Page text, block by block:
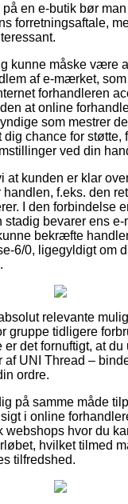
en e-butik bør man
forretningsaftale,
kunne måske være
af e-mærket,
forhandleren
at online
som mestrer
dig chance for støtte,
ved din
at kunden er klar
f.eks. den
I den forbindelse
stadig bevarer ens
bekræfte
6/0, ligegyldigt om
relevante
gruppe tidligere
er det fornuftigt, at
af UNI Thread –
ordre.
på samme måde
i online
webshops hvor du
hvilket tilmed
tilfredshed.